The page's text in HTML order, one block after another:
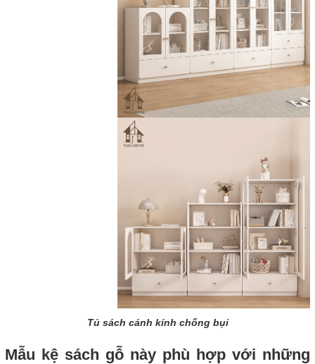
Tủ sách cánh kính chống bụi
Mẫu kệ sách gỗ này phù hợp với những